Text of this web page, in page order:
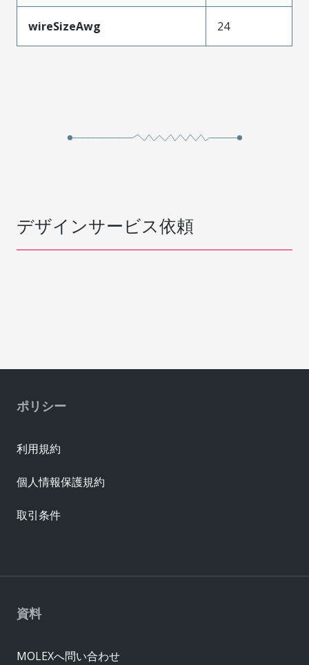
wireSizeAwg 24
デザインサービス依頼
資料
MOLEXへ問い合わせ
ポリシー
利用規約
個人情報保護規約
取引条件